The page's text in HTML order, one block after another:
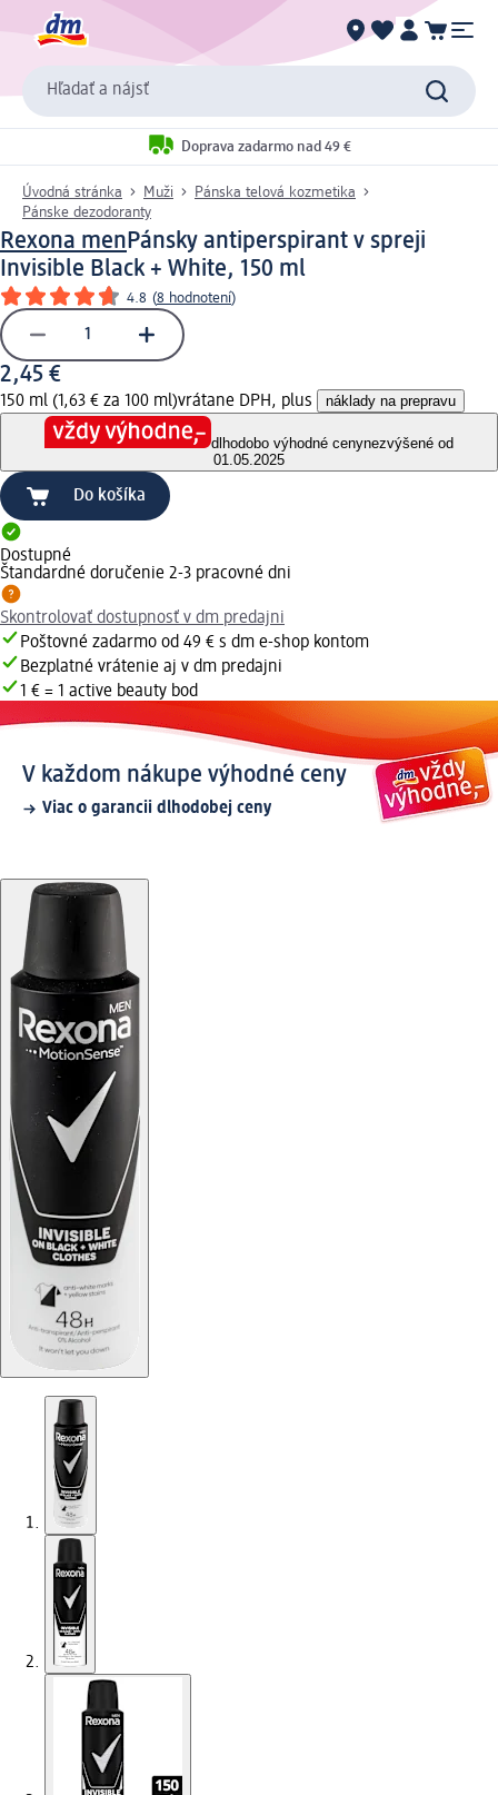
Hľadať a nájsť
Doprava zadarmo nad 49 €
Úvodná stránka Muži
Pánska telová kozmetika
Pánske dezodoranty
Rexona menPánsky antiperspirant v spreji
Invisible Black + White, 150 ml
4.8 (8 hodnotení)
2,45 €
150 ml (1,63 € za 100 ml)vrátane DPH, plus náklady na prepravu
dlhodobo výhodné cenynezvýšené od
01.05.2025
Do košíka
Dostupné
Štandardné doručenie 2-3 pracovné dni
Skontrolovať dostupnosť v dm predajni
Poštovné zadarmo od 49 € s dm e-shop kontom
Bezplatné vrátenie aj v dm predajni
1 € = 1 active beauty bod
V každom nákupe výhodné ceny
Viac o garancii dlhodobej ceny